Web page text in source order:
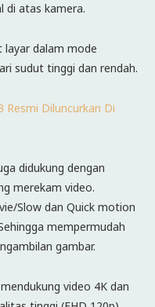
di atas kamera.
layar dalam mode
sudut tinggi dan rendah.
Resmi Diluncurkan Di
didukung dengan
merekam video.
Slow dan Quick motion
mempermudah
gambar.
video 4K dan